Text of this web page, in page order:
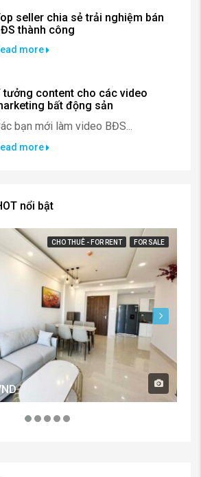
seller chia sẻ trải nghiệm bán
thành công
more
tưởng content cho các video
bất động sản
bạn mới làm video BĐS...
more
nổi bật
CHO THUÊ - FOR RENT FOR SALE